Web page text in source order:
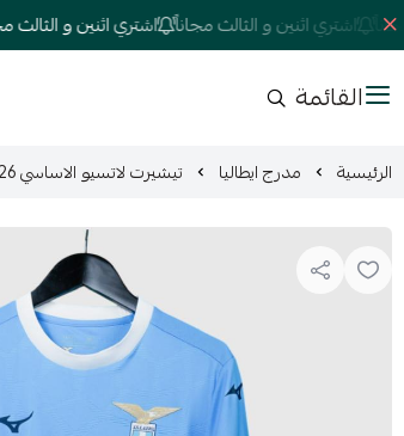
اشتري اثنين و الثالث مجاناً اشتري اثنين و الثالث مجاناً
القائمة
الرئيسية مدرج ايطاليا تيشيرت لاتسيو الاساسي 25/26